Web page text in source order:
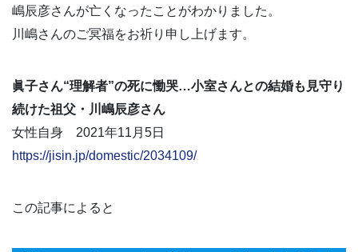
嶋辰彦さんが亡くなったことがわかりました。
川嶋さんのご冥福をお祈り申し上げます。
眞子さん“理解者”の死に慟哭…小室さんとの結婚も見守り
続けた祖父・川嶋辰彦さん
女性自身 2021年11月5日
https://jisin.jp/domestic/2034109/
この記事によると